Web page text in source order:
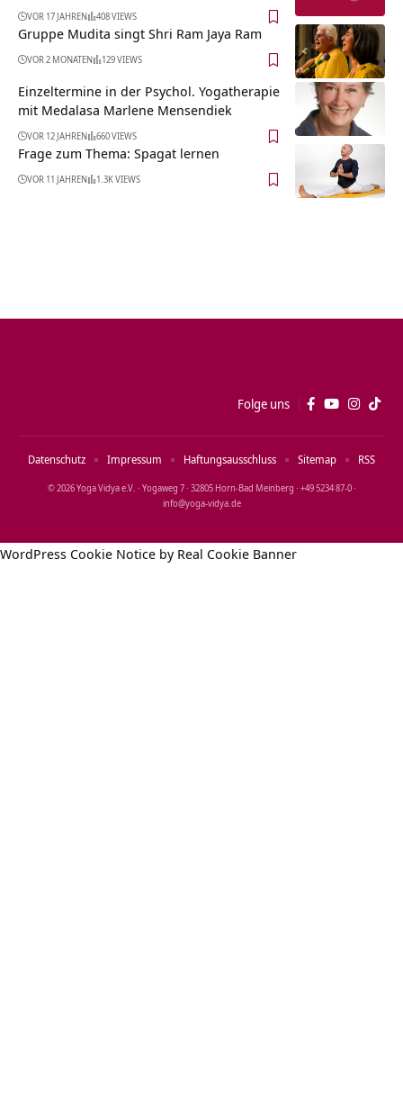
VOR 17 JAHREN 408 VIEWS
Gruppe Mudita singt Shri Ram Jaya Ram
VOR 2 MONATEN 129 VIEWS
Einzeltermine in der Psychol. Yogatherapie
mit Medalasa Marlene Mensendiek
VOR 12 JAHREN 660 VIEWS
Frage zum Thema: Spagat lernen
VOR 11 JAHREN 1.3K VIEWS
Folge uns
© 2026 Yoga Vidya e.V. · Yogaweg 7 · 32805 Horn‑Bad Meinberg · +49 5234 87‑0 ·
info@yoga‑vidya.de
Datenschutz Impressum Haftungsausschluss Sitemap RSS
WordPress Cookie Notice by Real Cookie Banner